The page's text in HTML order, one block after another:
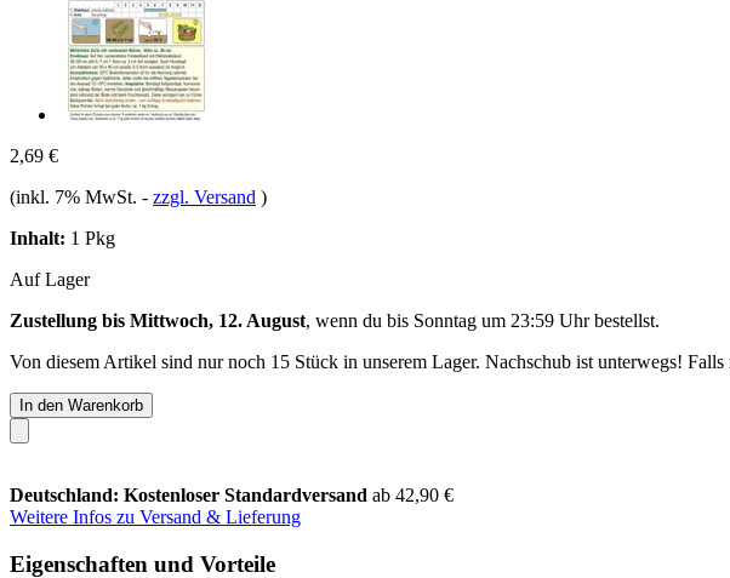
2,69 €
(inkl. 7% MwSt. - zzgl. Versand )
Inhalt: 1 Pkg
Auf Lager
Zustellung bis Mittwoch, 12. August, wenn du bis Sonntag um 23:59 Uhrbestellst.
Von diesem Artikel sind nur noch 15 Stück in unserem Lager. Nachschub ist unterwegs!
In den Warenkorb
Deutschland: Kostenloser Standardversand ab 42,90 €
Weitere Infos zu Versand & Lieferung
Eigenschaften und Vorteile